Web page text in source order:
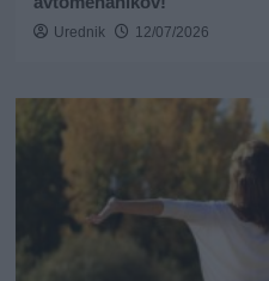
Urednik 12/07/2026